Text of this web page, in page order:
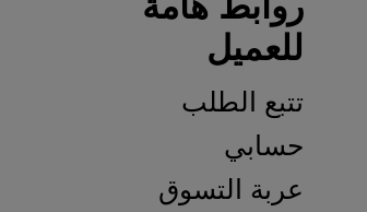
للعميل
تتبع الطلب
حسابي
عربة التسوق